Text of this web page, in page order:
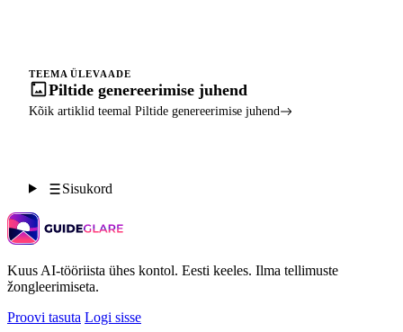
TEEMA ÜLEVAADE
Piltide genereerimise juhend
Kõik artiklid teemal Piltide genereerimise juhend
Sisukord
Kuus AI-tööriista ühes kontol. Eesti keeles. Ilma tellimuste
žongleerimiseta.
Proovi tasuta Logi sisse